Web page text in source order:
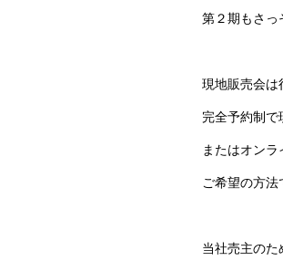
第２期もさっ
現地販売会は
完全予約制で
またはオン
ご希望の方
当社売主のた